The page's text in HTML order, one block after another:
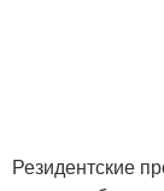
Резидентские